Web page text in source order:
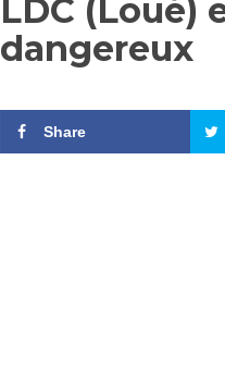
LDC (Loué)
dangereux
Share